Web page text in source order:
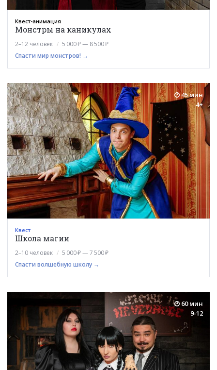
Квест-анимация
Монстры на каникулах
2–12 человек
5 000 ₽ — 8 500 ₽
Спасти мир монстров! →
45 мин
4+
Квест
Школа магии
2–10 человек
5 000 ₽ — 7 500 ₽
Спасти волшебную школу →
60 мин
9-12